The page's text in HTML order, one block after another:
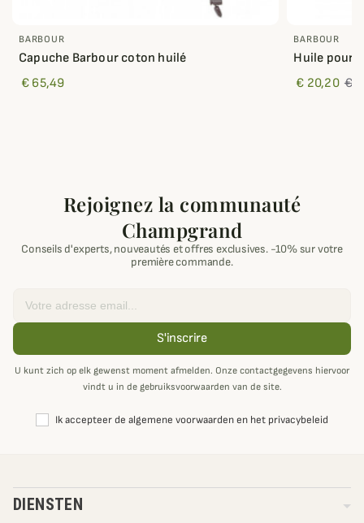
BARBOUR
Capuche Barbour coton huilé
€ 65,49
BARBOUR
Huile pour
€ 20,20 €
Rejoignez la communauté
Champgrand
Conseils d'experts, nouveautés et offres exclusives. -10% sur votre
première commande.
S'inscrire
U kunt zich op elk gewenst moment afmelden. Onze contactgegevens hiervoor
vindt u in de gebruiksvoorwaarden van de site.
Ik accepteer de algemene voorwaarden en het privacybeleid
DIENSTEN